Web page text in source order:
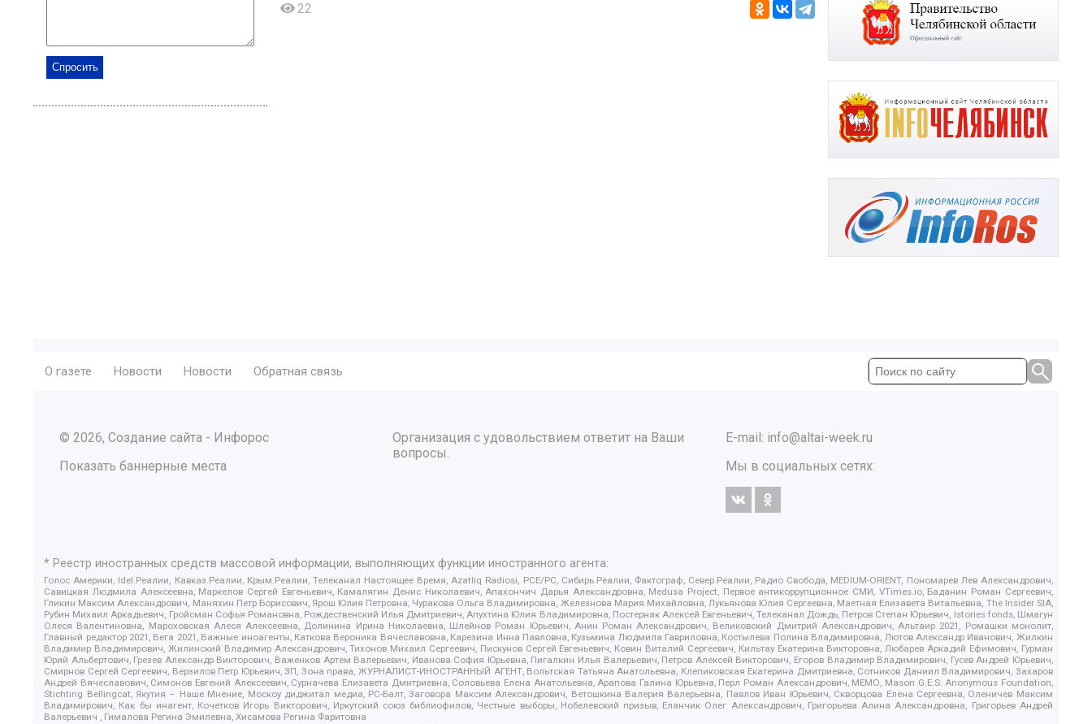
22
О газете Новости Новости Обратная связь
© 2026, Создание сайта - Инфорос
Показать баннерные места
Организация с удовольствием ответит на Ваши
вопросы.
E-mail: info@altai-week.ru
Мы в социальных сетях:
* Реестр иностранных средств массовой информации, выполняющих функции иностранного агента:
Голос Америки, Idel.Реалии, Кавказ.Реалии, Крым.Реалии, Телеканал Настоящее Время, Azatliq Radiosi, PCE/PC, Сибирь.Реалии, Фактограф, Север.Реалии, Радио Свобода, MEDIUM-ORIENT, Пономарев Лев Александрович,
Савицкая Людмила Алексеевна, Маркелов Сергей Евгеньевич, Камалягин Денис Николаевич, Апахончич Дарья Александровна, Medusa Project, Первое антикоррупционное СМИ, VTimes.io, Баданин Роман Сергеевич,
Гликин Максим Александрович, Маняхин Петр Борисович, Ярош Юлия Петровна, Чуракова Ольга Владимировна, Железнова Мария Михайловна, Лукьянова Юлия Сергеевна, Маетная Елизавета Витальевна, The Insider SIA,
Рубин Михаил Аркадьевич, Гройсман Софья Романовна, Рождественский Илья Дмитриевич, Апухтина Юлия Владимировна, Постернак Алексей Евгеньевич, Телеканал Дождь, Петров Степан Юрьевич, Istories fonds, Шмагун
Олеся Валентиновна, Мароховская Алеся Алексеевна, Долинина Ирина Николаевна, Шлейнов Роман Юрьевич, Анин Роман Александрович, Великовский Дмитрий Александрович, Альтаир 2021, Ромашки монолит,
Главный редактор 2021, Вега 2021, Важные иноагенты, Каткова Вероника Вячеславовна, Карезина Инна Павловна, Кузьмина Людмила Гавриловна, Костылева Полина Владимировна, Лютов Александр Иванович, Жилкин
Владимир Владимирович, Жилинский Владимир Александрович, Тихонов Михаил Сергеевич, Пискунов Сергей Евгеньевич, Ковин Виталий Сергеевич, Кильтау Екатерина Викторовна, Любарев Аркадий Ефимович, Гурман
Юрий Альбертович, Грезев Александр Викторович, Важенков Артем Валерьевич, Иванова София Юрьевна, Пигалкин Илья Валерьевич, Петров Алексей Викторович, Егоров Владимир Владимирович, Гусев Андрей Юрьевич,
Смирнов Сергей Сергеевич, Верзилов Петр Юрьевич, ЗП, Зона права, ЖУРНАЛИСТ-ИНОСТРАННЫЙ АГЕНТ, Вольтская Татьяна Анатольевна, Клепиковская Екатерина Дмитриевна, Сотников Даниил Владимирович, Захаров
Андрей Вячеславович, Симонов Евгений Алексеевич, Сурначева Елизавета Дмитриевна, Соловьева Елена Анатольевна, Арапова Галина Юрьевна, Перл Роман Александрович, МЕМО, Mason G.E.S. Anonymous Foundation,
Stichting Bellingcat, Якутия – Наше Мнение, Москоу диджитал медиа, РС-Балт, Заговора Максим Александрович, Ветошкина Валерия Валерьевна, Павлов Иван Юрьевич, Скворцова Елена Сергеевна, Оленичев Максим
Владимирович, Как бы инагент, Кочетков Игорь Викторович, Иркутский союз библиофилов, Честные выборы, Нобелевский призыв, Еланчик Олег Александрович, Григорьева Алина Александровна, Григорьев Андрей
Валерьевич , Гималова Регина Эмилевна, Хисамова Регина Фаритовна